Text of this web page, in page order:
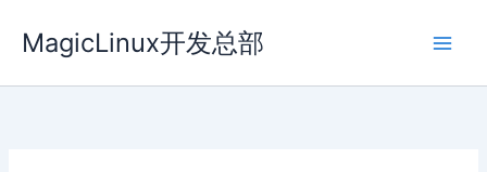
容
MagicLinux开发总部